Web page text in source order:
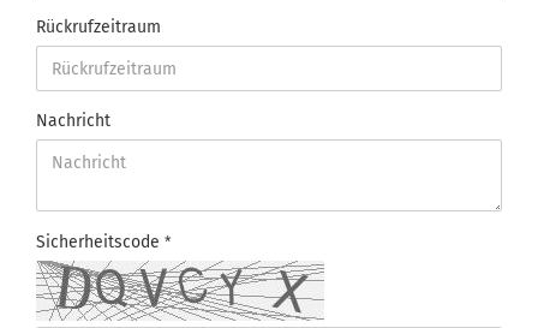
Rückrufzeitraum
Nachricht
Sicherheitscode